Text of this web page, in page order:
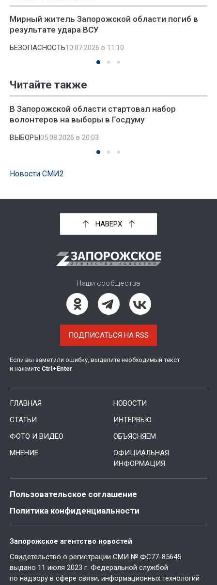
Мирный житель Запорожской области погиб в
результате удара ВСУ
БЕЗОПАСНОСТЬ10.07.2026 в 11:10
Читайте также
В Запорожской области стартовал набор
волонтеров на выборы в Госдуму
ВЫБОРЫ05.08.2026 в 20:03
Новости СМИ2
НАВЕРХ
Наши сообщества
ПОДПИСАТЬСЯ НА RSS
Если вы заметили ошибку, выделите необходимый текст
и нажмите Ctrl +Enter
ГЛАВНАЯ
НОВОСТИ
СТАТЬИ
ИНТЕРВЬЮ
ФОТО И ВИДЕО
ОБЪЯСНЯЕМ
МНЕНИЕ
ОФИЦИАЛЬНАЯ
ИНФОРМАЦИЯ
Пользовательское соглашение
Политика конфиденциальности
Запорожское агентство новостей
Свидетельство о регистрации СМИ № ФС77-85645
выдано 11 июля 2023 г. Федеральной службой
по надзору в сфере связи, информационных технологий